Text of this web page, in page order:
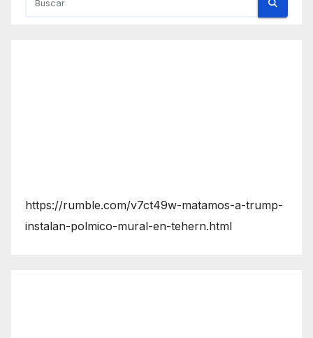
https://rumble.com/v7ct49w-matamos-a-trump-
instalan-polmico-mural-en-tehern.html